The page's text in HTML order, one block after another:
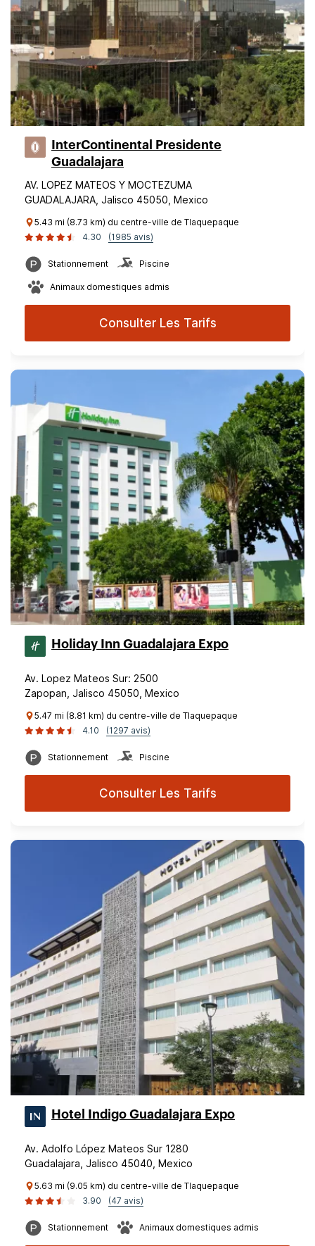
InterContinental Presidente
Guadalajara
AV. LOPEZ MATEOS Y MOCTEZUMA
GUADALAJARA, Jalisco 45050, Mexico
5.43 mi (8.73 km) du centre-ville de Tlaquepaque
4.30
(1985 avis)
Stationnement Piscine
Animaux domestiques admis
Consulter Les Tarifs
Holiday Inn Guadalajara Expo
Av. Lopez Mateos Sur: 2500
Zapopan, Jalisco 45050, Mexico
5.47 mi (8.81 km) du centre-ville de Tlaquepaque
4.10
(1297 avis)
Stationnement Piscine
Consulter Les Tarifs
Hotel Indigo Guadalajara Expo
Av. Adolfo López Mateos Sur 1280
Guadalajara, Jalisco 45040, Mexico
5.63 mi (9.05 km) du centre-ville de Tlaquepaque
3.90
(47 avis)
Stationnement Animaux domestiques admis